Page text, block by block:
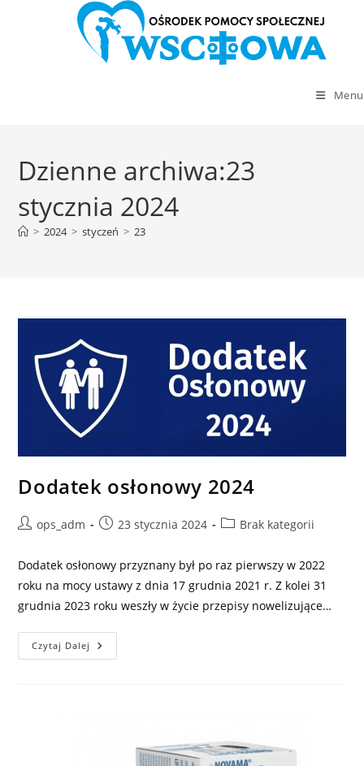
content
Menu
Dzienne archiwa:23
stycznia 2024
> 2024 > styczeń > 23
Dodatek osłonowy 2024
Postops_adm
Post23 stycznia 2024
PostBrak kategorii
Dodatek osłonowy przyznany był po raz pierwszy w 2022
roku na mocy ustawy z dnia 17 grudnia 2021 r. Z kolei 31
grudnia 2023 roku weszły w życie przepisy nowelizujące…
Czytaj Dalej Dodatek
Osłonowy